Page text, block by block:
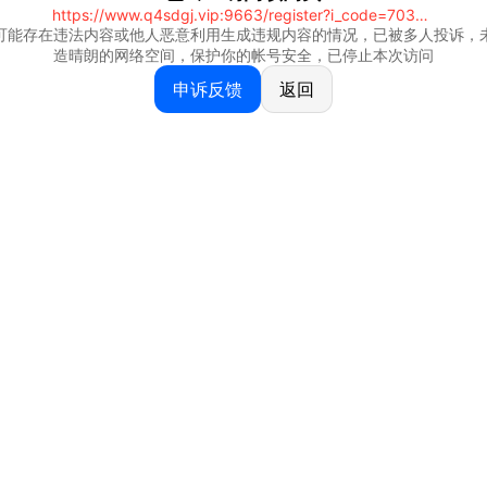
https://www.q4sdgj.vip:9663/register?i_code=70328081
能存在违法内容或他人恶意利用生成违规内容的情况，已被多人投诉，
造晴朗的网络空间，保护你的帐号安全，已停止本次访问
申诉反馈 返回